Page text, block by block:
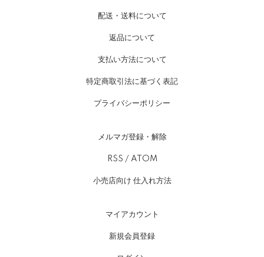
配送・送料について
返品について
支払い方法について
特定商取引法に基づく表記
プライバシーポリシー
メルマガ登録・解除
RSS / ATOM
小売店向け 仕入れ方法
マイアカウント
新規会員登録